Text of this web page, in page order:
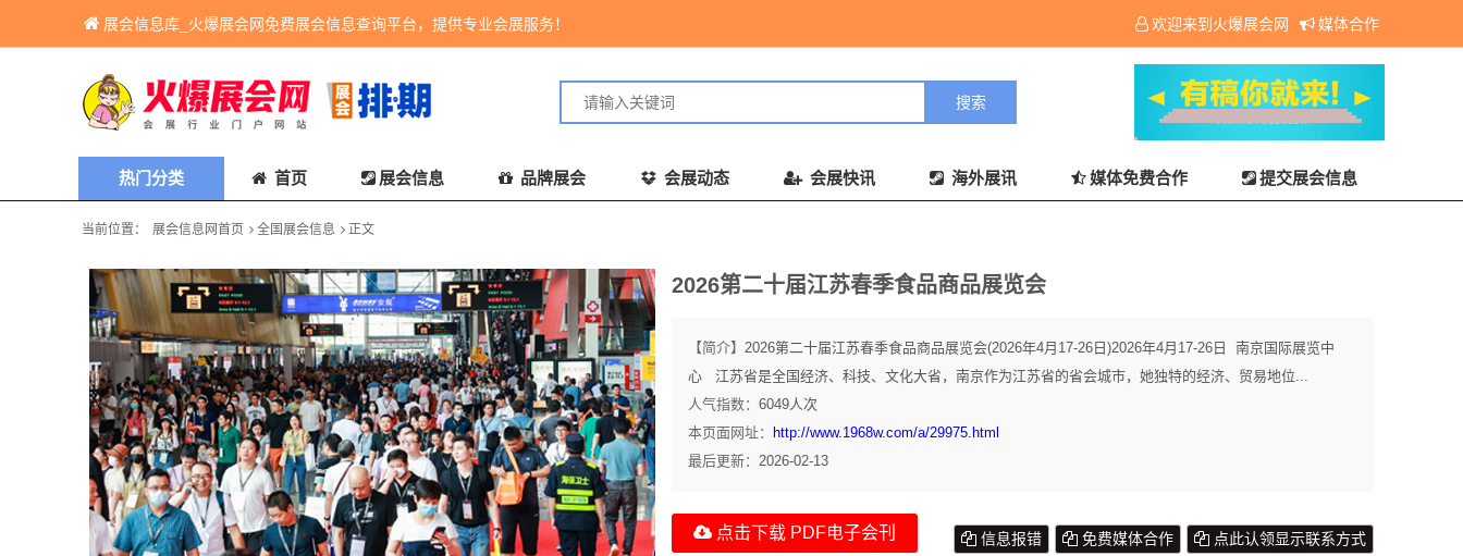
展会信息库_火爆展会网免费展会信息查询平台，提供专业会展服务！ 欢迎来到火爆展会网 媒体合作
热门分类 首页 展会信息 品牌展会 会展动态 会展快讯 海外展讯 媒体免费合作 提交展会信息
当前位置： 展会信息网首页 全国展会信息 正文
2026第二十届江苏春季食品商品展览会
【简介】 2026第二十届江苏春季食品商品展览会(2026年4月17-26日)2026年4月17-26日 南京国际展览中
心 江苏省是全国经济、科技、文化大省，南京作为江苏省的省会城市，她独特的经济、贸易地位...
人气指数： 6049人次
本页面网址：
http://www.1968w.com/a/29975.html
最后更新： 2026-02-13
点击下载 PDF电子会刊 点此认领显示联系方式
免费媒体合作
信息报错